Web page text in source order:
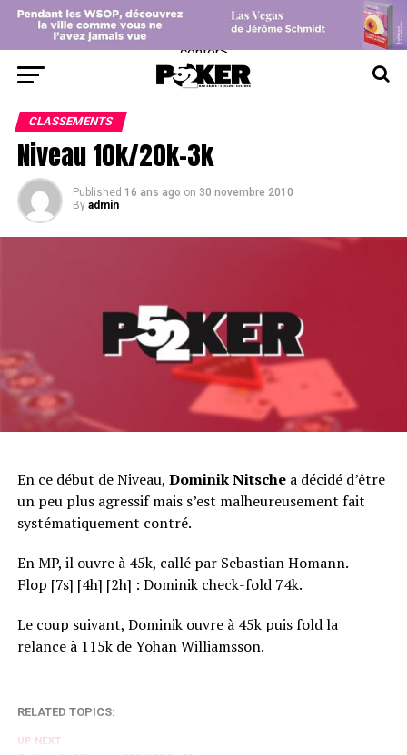
center>
CLASSEMENTS
Niveau 10k/20k-3k
Published 16 ans ago on 30 novembre 2010
By admin
En ce début de Niveau, Dominik Nitschea décidé d’être
un peu plus agressif mais s’est malheureusement fait
systématiquement contré.
En MP, il ouvre à 45k, callé par Sebastian Homann.
Flop [7s] [4h] [2h] : Dominik check-fold 74k.
Le coup suivant, Dominik ouvre à 45k puis fold la
relance à 115k de Yohan Williamsson.
RELATED TOPICS:
UP NEXT